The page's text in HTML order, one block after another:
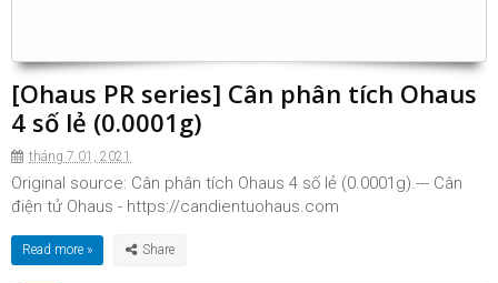
[Ohaus PR series] Cân phân tích Ohaus
4 số lẻ (0.0001g)
tháng 7 01, 2021
Original source: Cân phân tích Ohaus 4 số lẻ (0.0001g).--- Cân
điện tử Ohaus - https://candientuohaus.com
Read more »